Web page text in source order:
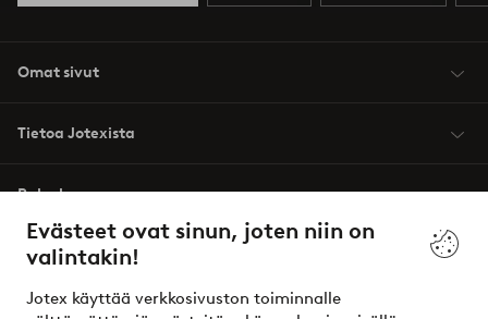
Evästeet ovat sinun, joten niin on
valintakin!
Jotex käyttää verkkosivuston toiminnalle
Omat sivut
Tietoa Jotexista
Palvelumme
Ehdot